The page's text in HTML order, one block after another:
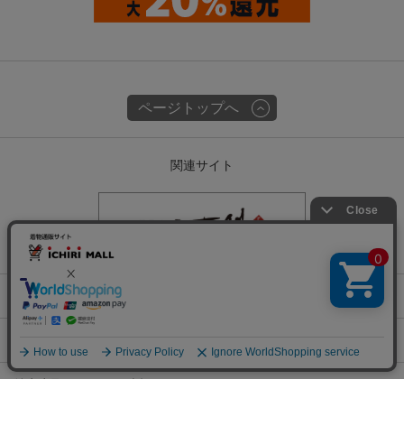
ページトップへ
関連サイト
会社概要